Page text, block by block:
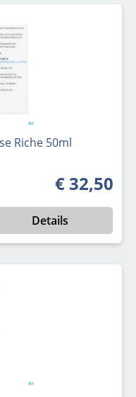
Riche 50ml
Normale
€ 32,50
Details